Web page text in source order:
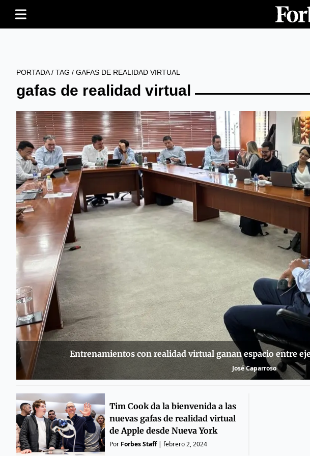
PORTADA/ TAG / GAFAS DE REALIDAD VIRTUAL
gafas de realidad virtual
Entrenamientos con realidad virtual ganan espacio entre
José Caparroso
Tim Cook da la bienvenida a las
nuevas gafas de realidad virtual
de Apple desde Nueva York
Por Forbes Staff| febrero 2, 2024